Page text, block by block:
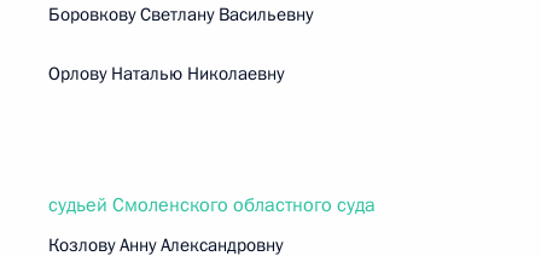
Боровкову Светлану Васильевну
Орлову Наталью Николаевну
судьей Смоленского областного суда
Козлову Анну Александровну